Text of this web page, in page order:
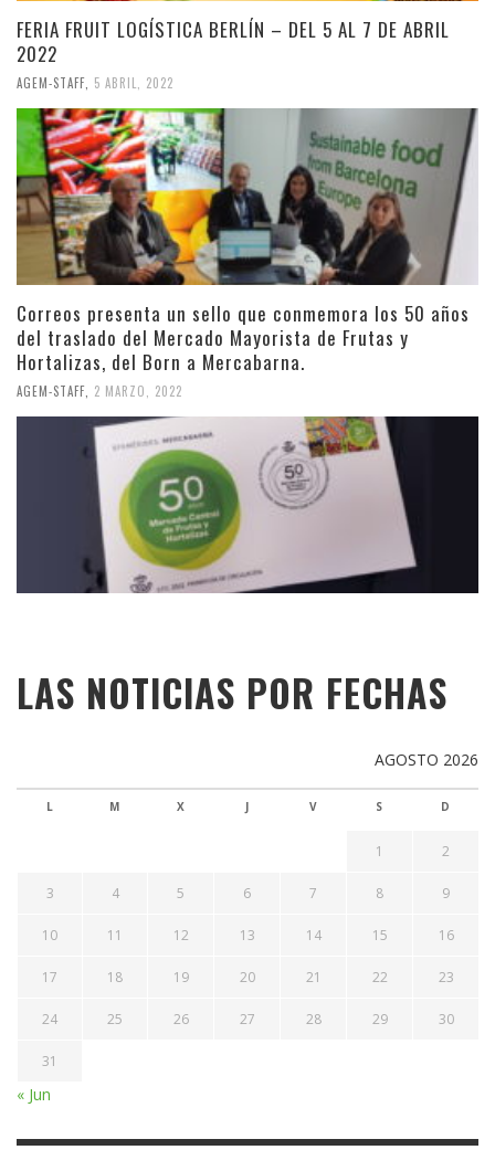
FERIA FRUIT LOGÍSTICA BERLÍN – DEL 5 AL 7 DE ABRIL
2022
AGEM-STAFF 5 ABRIL, 2022
Correos presenta un sello que conmemora los 50 años
del traslado del Mercado Mayorista de Frutas y
Hortalizas, del Born a Mercabarna.
AGEM-STAFF 2 MARZO, 2022
LAS NOTICIAS POR FECHAS
AGOSTO 2026
L M X J V S D
1 2
3 4 5 6 7 8 9
10 11 12 13 14 15 16
17 18 19 20 21 22 23
24 25 26 27 28 29 30
31
« Jun